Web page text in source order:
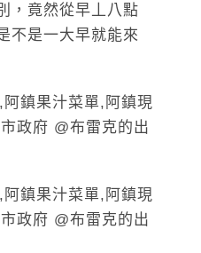
，竟然從早丄八點
不是一大早就能來